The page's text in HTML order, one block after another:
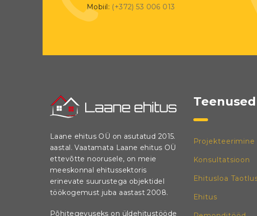
Mobiil: (+372) 53 006 013
Teenused
Projekteerimine
Konsultatsioon
Ehitusloa
Ehitus
Laane ehitus OÜ on asutatud 2015.
aastal. Vaatamata Laane ehitus OÜ
ettevõtte noorusele, on meie
meeskonnal ehitussektoris
erinevate suurustega objektidel
töökogemust juba aastast 2008.
Põhitegevuseks on üldehitustööde